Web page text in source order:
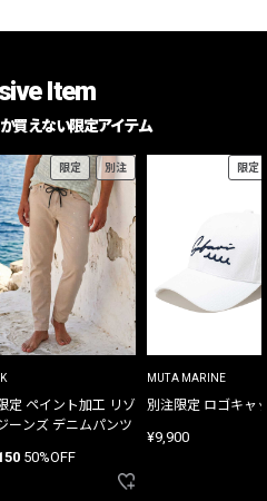
Item
買えない限定アイテム
限定 別注
定 ペイント加工 リゾ
ーンズ デニムパンツ
50%OFF
限定
MUTA MARINE
別注限定 ロゴキャ
¥9,900